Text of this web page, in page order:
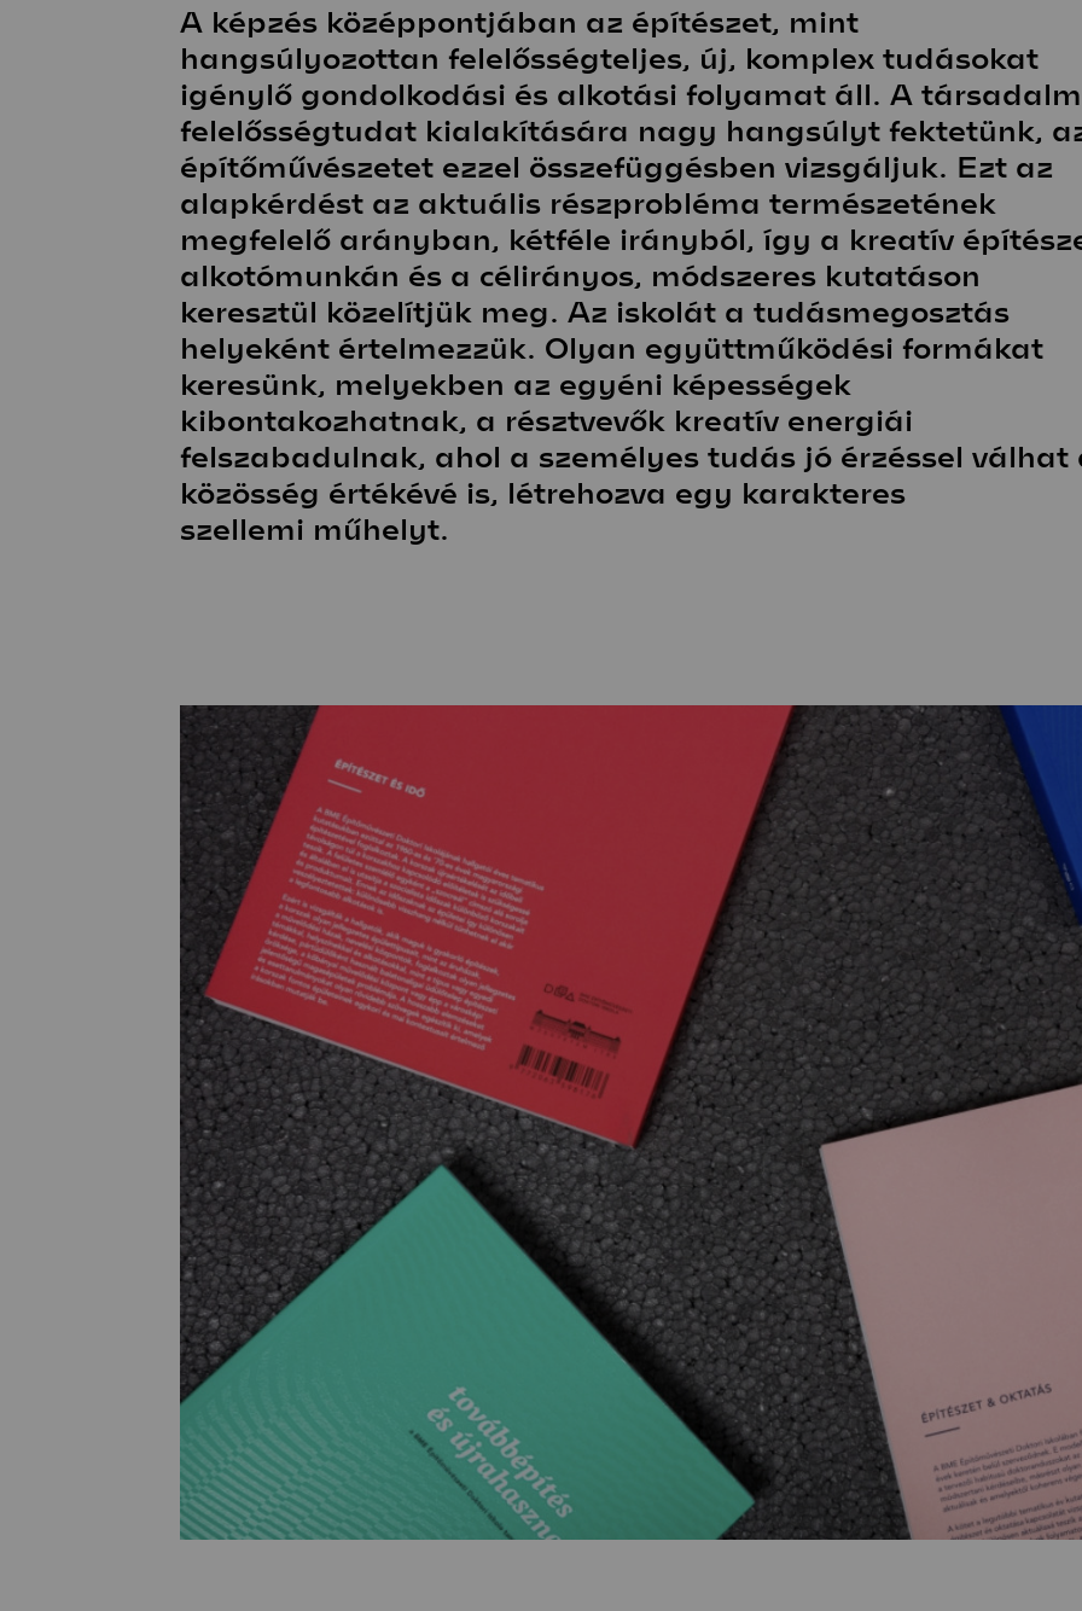
Keresés
A képzés középpontjában az építészet, mint
hangsúlyozottan felelősségteljes, új, komplex tudásokat
igénylő gondolkodási és alkotási folyamat áll. A
felelősségtudat kialakítására nagy hangsúlyt fektetünk,
építőművészetet ezzel összefüggésben vizsgáljuk. Ezt az
alapkérdést az aktuális részprobléma természetének
megfelelő arányban, kétféle irányból, így a kreatív
alkotómunkán és a célirányos, módszeres kutatáson
keresztül közelítjük meg. Az iskolát a tudásmegosztás
helyeként értelmezzük. Olyan együttműködési formákat
keresünk, melyekben az egyéni képességek
kibontakozhatnak, a résztvevők kreatív energiái
felszabadulnak, ahol a személyes tudás jó érzéssel válhat
közösség értékévé is, létrehozva egy karakteres
szellemi műhelyt.